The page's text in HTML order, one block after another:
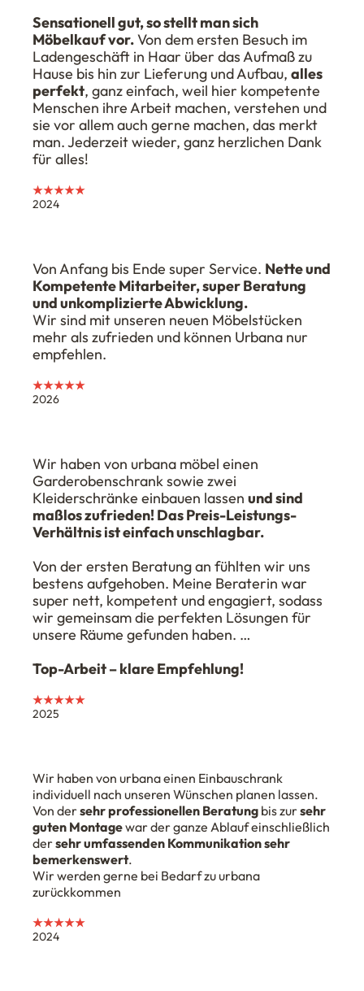
Sensationell gut, so stellt man sich
Möbelkauf vor.Von dem ersten Besuch im
Ladengeschäft in Haar über das Aufmaß zu
Hause bis hin zur Lieferung und Aufbau, alles
perfekt, ganz einfach, weil hier kompetente
Menschen ihre Arbeit machen, verstehen und
sie vor allem auch gerne machen, das merkt
man. Jederzeit wieder, ganz herzlichen Dank
für alles!
★★★★★
2024
Von Anfang bis Ende super Service. Nette und
Kompetente Mitarbeiter, super Beratung
und unkomplizierte Abwicklung.
Wir sind mit unseren neuen Möbelstücken
mehr als zufrieden und können Urbana nur
empfehlen.
★★★★★
2026
Wir haben von urbana möbel einen
Garderobenschrank sowie zwei
Kleiderschränke einbauen lassen und sind
maßlos zufrieden! Das Preis-Leistungs-
Verhältnis ist einfach unschlagbar.
Von der ersten Beratung an fühlten wir uns
bestens aufgehoben. Meine Beraterin war
super nett, kompetent und engagiert, sodass
wir gemeinsam die perfekten Lösungen für
unsere Räume gefunden haben. …
Top-Arbeit – klare Empfehlung!
★★★★★
2025
Wir haben von urbana einen Einbauschrank
individuell nach unseren Wünschen planen lassen.
Von dersehr professionellen Beratung bis zursehr
guten Montagewar der ganze Ablauf einschließlich
dersehr umfassenden Kommunikation sehr
bemerkenswert.
Wir werden gerne bei Bedarf zu urbana
zurückkommen
★★★★★
2024